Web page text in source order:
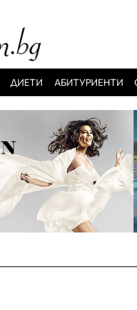
ДИЕТИ АБИТУРИЕНТИ